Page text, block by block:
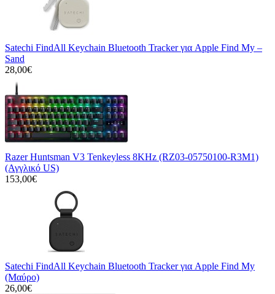
Satechi FindAll Keychain Bluetooth Tracker για Apple Find My –
Sand
28,00€
Razer Huntsman V3 Tenkeyless 8KHz (RZ03-05750100-R3M1)
(Αγγλικό US)
153,00€
Satechi FindAll Keychain Bluetooth Tracker για Apple Find My
(Μαύρο)
26,00€